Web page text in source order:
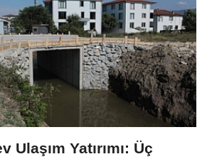
Ulaşım Yatırımı: Üç